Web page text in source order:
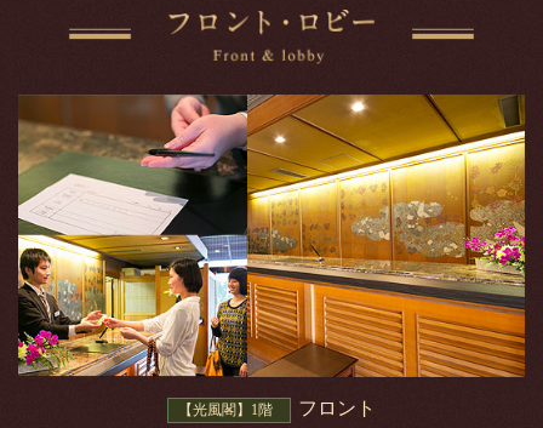
【光風閣】1階 フロント